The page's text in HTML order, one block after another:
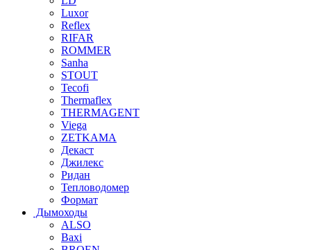
Luxor
Reflex
RIFAR
ROMMER
Sanha
STOUT
Tecofi
Thermaflex
THERMAGENT
Viega
ZETKAMA
Декаст
Джилекс
Ридан
Тепловодомер
Формат
Дымоходы
ALSO
Baxi